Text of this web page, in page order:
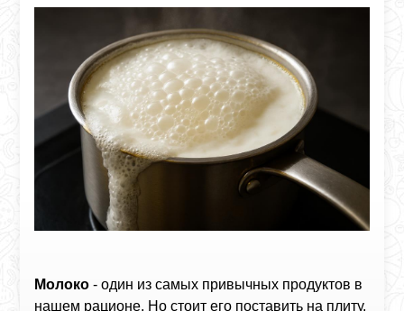
Молоко - один из самых привычных продуктов в
нашем рационе. Но стоит его поставить на плиту,